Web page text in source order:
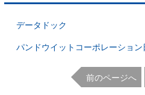
データドック
パンドウイットコーポレーション
前のページへ